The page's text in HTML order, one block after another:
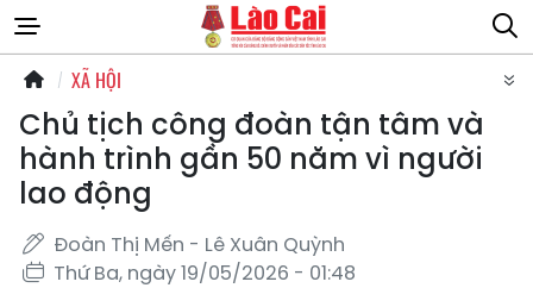
XÃ HỘI
Chủ tịch công đoàn tận tâm và
hành trình gần 50 năm vì người
lao động
Đoàn Thị Mến - Lê Xuân Quỳnh
Thứ Ba, ngày 19/05/2026 - 01:48